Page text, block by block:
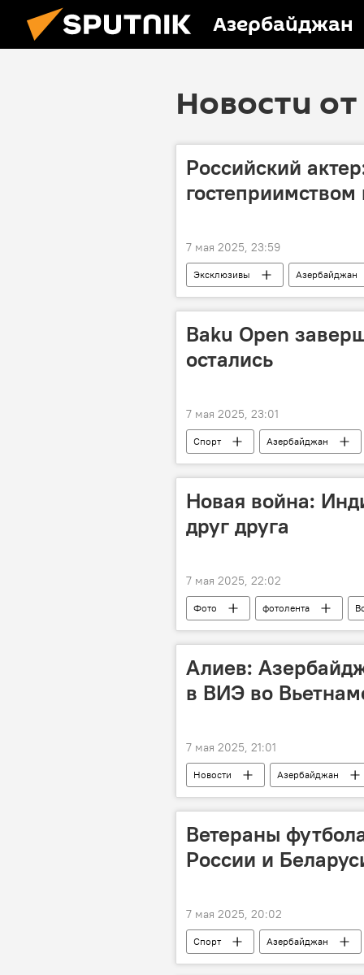
Азербайджан
Новости
Российский
7 мая 2025, 23:59
Эксклюзивы Азербайджан
Кинематограф
Муслим
Baku Open
остались
7 мая 2025, 23:01
Спорт Азербайджан
шахматный фестиваль Baku Open
Новая война:
друг друга
7 мая 2025, 22:02
Фото фотолента
атака
Теракт
Алиев:
в ВИЭ во
7 мая 2025, 21:01
Новости Азербайджан
государственный флаг
Ветераны
России и
7 мая 2025, 20:02
Спорт Азербайджан
Министерство молодежи и спорта АР